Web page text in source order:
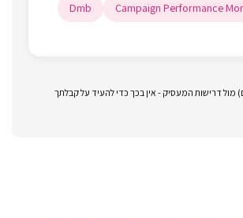
Campaign Performance
Dmb
מול דרישות המעסיק - אין בכך כדי להעיד על קבלתך